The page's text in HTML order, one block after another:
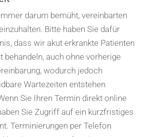
darum bemüht, vereinbarten
Bitte haben Sie dafür
dass wir akut erkrankte Patienten
behandeln, auch ohne vorherige
wodurch jedoch
Wartezeiten entstehen
Sie Ihren Termin direkt online
Sie Zugriff auf ein kurzfristiges
Terminierungen per Telefon